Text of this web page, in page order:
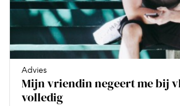
Advies
Mijn vriendin negeert me bij
volledig